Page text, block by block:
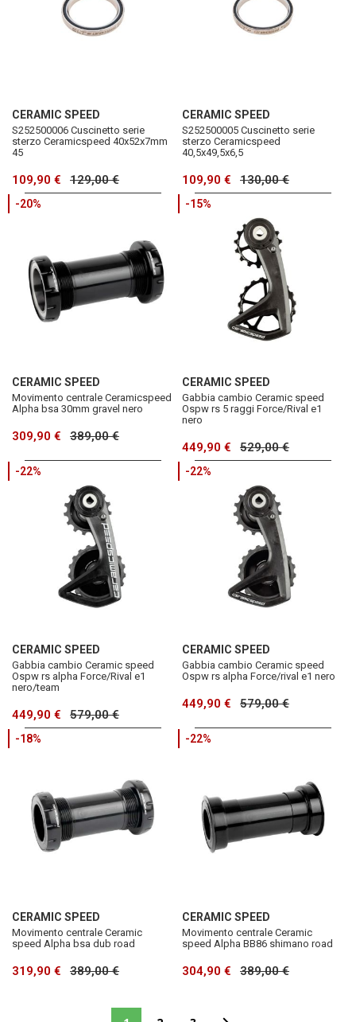
CERAMIC SPEED
S252500006 Cuscinetto serie
sterzo Ceramicspeed 40x52x7mm
45
109,90 € 129,00 €
CERAMIC SPEED
S252500005 Cuscinetto serie
sterzo Ceramicspeed
40,5x49,5x6,5
109,90 € 130,00 €
-20%
CERAMIC SPEED
Movimento centrale Ceramicspeed
Alpha bsa 30mm gravel nero
309,90 € 389,00 €
-15%
CERAMIC SPEED
Gabbia cambio Ceramic speed
Ospw rs 5 raggi Force/Rival e1
nero
449,90 € 529,00 €
-22%
CERAMIC SPEED
Gabbia cambio Ceramic speed
Ospw rs alpha Force/Rival e1
nero/team
449,90 € 579,00 €
-22%
CERAMIC SPEED
Gabbia cambio Ceramic speed
Ospw rs alpha Force/rival e1 nero
449,90 € 579,00 €
-18%
CERAMIC SPEED
Movimento centrale Ceramic
speed Alpha bsa dub road
319,90 € 389,00 €
-22%
CERAMIC SPEED
Movimento centrale Ceramic
speed Alpha BB86 shimano road
304,90 € 389,00 €